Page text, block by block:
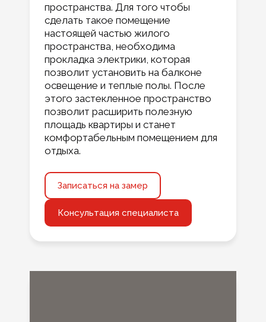
пространства. Для того чтобы
сделать такое помещение
настоящей частью жилого
пространства, необходима
прокладка электрики, которая
позволит установить на балконе
освещение и теплые полы. После
этого застекленное пространство
позволит расширить полезную
площадь квартиры и станет
комфортабельным помещением для
отдыха.
Записаться на замер
Консультация специалиста